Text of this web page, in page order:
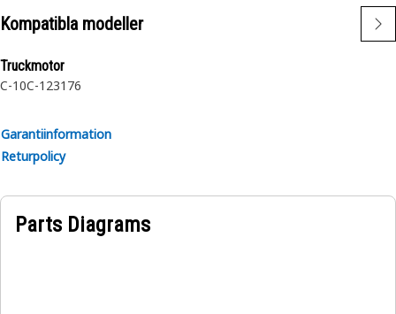
Kompatibla modeller
Truckmotor
C-10C-123176
Garantiinformation
Returpolicy
Parts Diagrams